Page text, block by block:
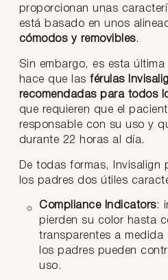
proporcionan unas
está basado en unos
cómodos y removibles.
Sin embargo, es esta
hace que lasférulas
recomendadas para todos
que requieren que el
responsable con su uso y
durante 22 horas al día.
De todas formas,
los padres dos útiles
Compliance Indicators:
pierden su color hasta
transparentes a medida
los padres pueden
uso.